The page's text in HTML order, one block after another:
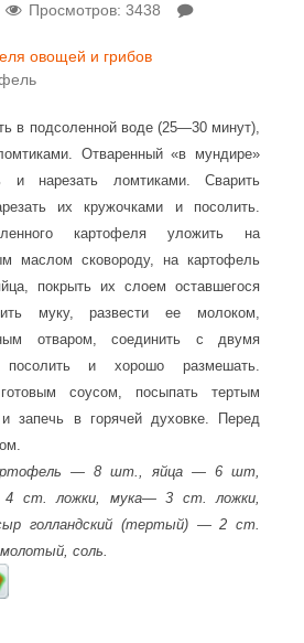
Просмотров: 3438
овощей и грибов
в подсоленной воде (25—30 минут),
Отваренный «в мундире»
и нарезать ломтиками. Сварить
их кружочками и посолить.
картофеля уложить на
маслом сковороду, на картофель
покрыть их слоем оставшегося
муку, развести ее молоком,
отваром, соединить с двумя
посолить и хорошо размешать.
соусом, посыпать тертым
запечь в горячей духовке. Перед
— 8 шт., яйца — 6 шт,
4 ст. ложки, мука— 3 ст. ложки,
голландский (тертый) — 2 ст.
соль.